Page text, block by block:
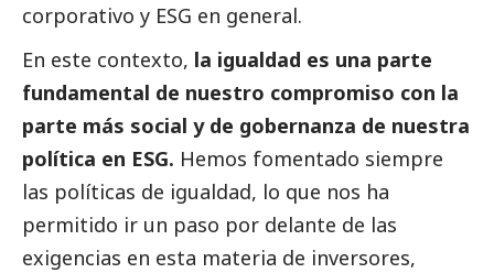
corporativo y ESG en general.
En este contexto, la igualdad es una parte
fundamental de nuestro compromiso con la
parte más social y de gobernanza de nuestra
política en ESG. Hemos fomentado siempre
las políticas de igualdad, lo que nos ha
permitido ir un paso por delante de las
exigencias en esta materia de inversores,